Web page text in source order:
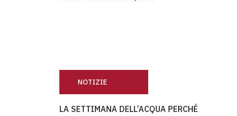
NOTIZIE
LA SETTIMANA DELL’ACQUA PERCHÉ